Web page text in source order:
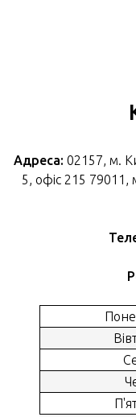
Адреса: 02157, м.
5, офіс 215 79011,